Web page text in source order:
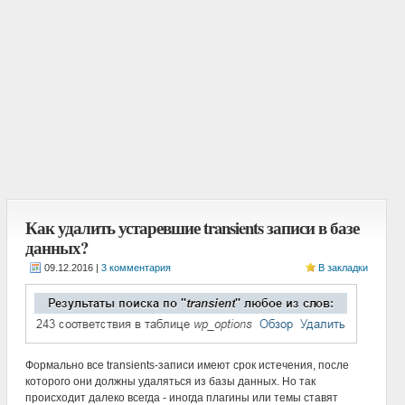
Как удалить устаревшие transients записи в базе
данных?
| 3 комментария В закладки
Формально все transients-записи имеют срок истечения, после
которого они должны удаляться из базы данных. Но так
происходит далеко всегда - иногда плагины или темы ставят